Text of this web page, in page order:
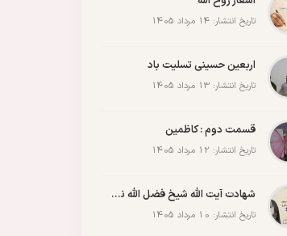
تاریخ انتشار: 14 مرداد 1405
اربعین حسینی تسلیت باد
تاریخ انتشار: 13 مرداد 1405
قسمت دوم : کاظمین
تاریخ انتشار: 12 مرداد 1405
شهادت آیت الله شیخ فضل الله نوری
تاریخ انتشار: 10 مرداد 1405